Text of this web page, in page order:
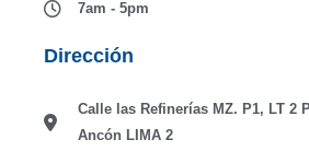
7am - 5pm
Dirección
Calle las Refinerías MZ. P1, LT 2
Ancón LIMA 2